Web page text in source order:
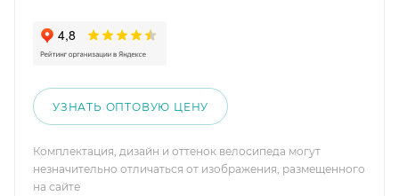
УЗНАТЬ ОПТОВУЮ ЦЕНУ
Комплектация, дизайн и оттенок велосипеда могут
незначительно отличаться от изображения, размещенного
на сайте